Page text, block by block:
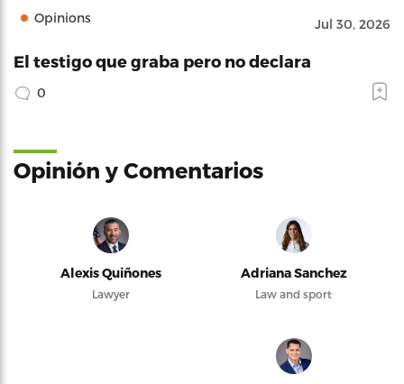
Opinions Jul 30, 2026
El testigo que graba pero no declara
0
Opinión y Comentarios
Alexis Quiñones
Lawyer
Adriana Sanchez
Law and sport